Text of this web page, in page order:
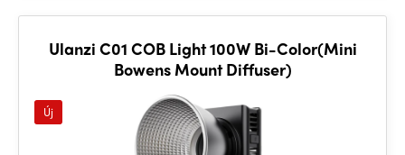
Ulanzi C01 COB Light 100W Bi-Color(Mini
Bowens Mount Diffuser)
Új